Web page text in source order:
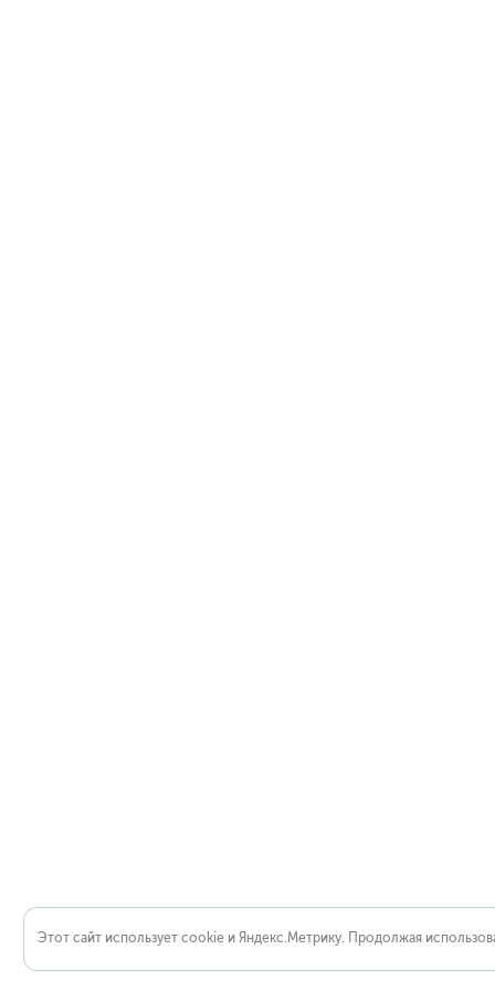
Этот сайт использует cookie и Яндекс.Метрику. Продолжая